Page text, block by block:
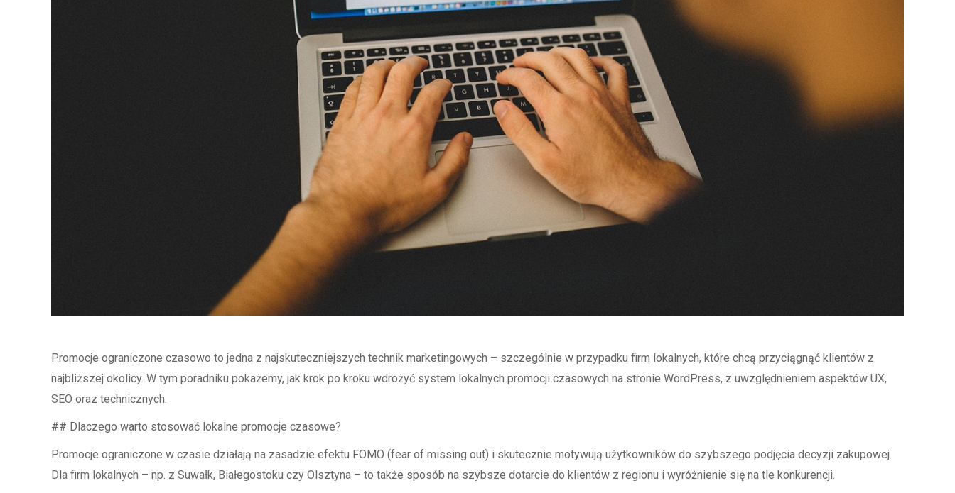
Promocje ograniczone czasowo to jedna z najskuteczniejszych technik marketingowych – szczególnie w przypadku firm lokalnych, które chcą przyciągnąć klientów z
najbliższej okolicy. W tym poradniku pokażemy, jak krok po kroku wdrożyć system lokalnych promocji czasowych na stronie WordPress, z uwzględnieniem aspektów UX,
SEO oraz technicznych.
## Dlaczego warto stosować lokalne promocje czasowe?
Promocje ograniczone w czasie działają na zasadzie efektu FOMO (fear of missing out) i skutecznie motywują użytkowników do szybszego podjęcia decyzji zakupowej.
Dla firm lokalnych – np. z Suwałk, Białegostoku czy Olsztyna – to także sposób na szybsze dotarcie do klientów z regionu i wyróżnienie się na tle konkurencji.